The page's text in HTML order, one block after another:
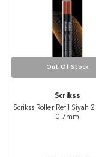
Out Of Stock
Scrikss
Scrikss Roller Refil Siyah
0.7mm